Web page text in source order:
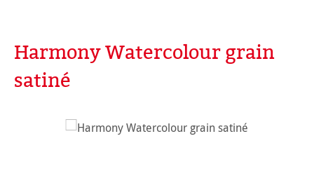
Harmony Watercolour grain
satiné
Ignorer la galerie d'images